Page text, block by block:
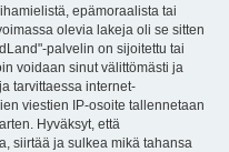
epämoraalista tai
olevia lakeja oli se sitten
palvelin on sijoitettu tai
voidaan sinut välittömästi ja
tarvittaessa internet-
viestien IP-osoite tallennetaan
Hyväksyt, että
siirtää ja sulkea mikä tahansa